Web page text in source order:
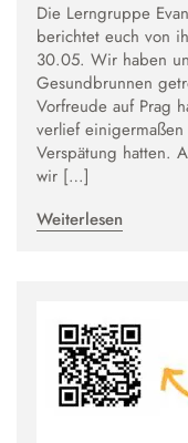
Die Lerngruppe
berichtet euch von
30.05. Wir haben
Gesundbrunnen
Vorfreude auf Prag
verlief
Verspätung hatten.
wir […]
Weiterlesen